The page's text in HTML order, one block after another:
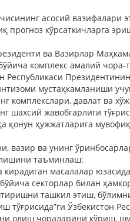
асосий вазифалари
прогноз кўрсаткичларга
ва Вазирлар
комплекс амалий
Республикаси
мустаҳкамланиши
комплекслари, давлат ва
шахсий жавобгарлиги
қонун ҳужжатларига
вазир ва унинг
таъминлаш;
кирадиган масалалар
секторлар билан
ташкил этиш,
тўғрисида”ги Ўзбекистон
олиш чораларини кўриш,